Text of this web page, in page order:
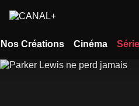
Nos Créations Cinéma